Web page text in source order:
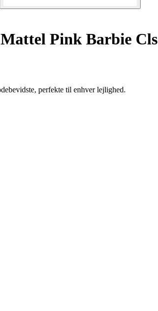
Pink Barbie Cls
perfekte til enhver lejlighed.